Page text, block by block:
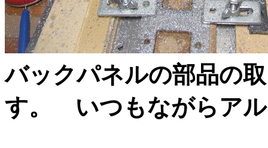
バックパネルの部品の
す。 いつもながらアル